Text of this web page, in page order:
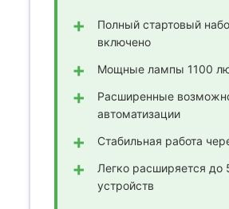
Полный стартовый
включено
Мощные лампы 1100
Расширенные
автоматизации
Стабильная работа
Легко расширяется до
устройств